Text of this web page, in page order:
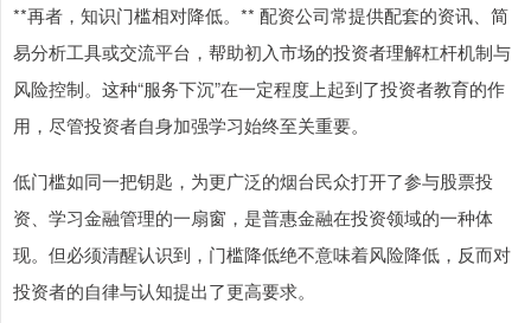
**再者，知识门槛相对降低。** 配资公司常提供配套的资讯、简
易分析工具或交流平台，帮助初入市场的投资者理解杠杆机制与
风险控制。这种“服务下沉”在一定程度上起到了投资者教育的作
用，尽管投资者自身加强学习始终至关重要。
低门槛如同一把钥匙，为更广泛的烟台民众打开了参与股票投
资、学习金融管理的一扇窗，是普惠金融在投资领域的一种体
现。但必须清醒认识到，门槛降低绝不意味着风险降低，反而对
投资者的自律与认知提出了更高要求。